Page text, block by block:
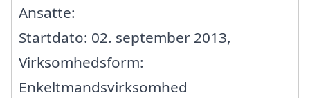
Ansatte:
Startdato: 02. september 2013,
Virksomhedsform:
Enkeltmandsvirksomhed